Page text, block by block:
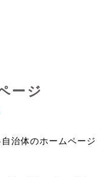
ージ
治体のホームページ